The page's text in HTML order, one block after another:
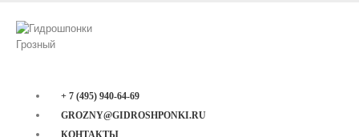
+ 7 (495) 940-64-69
GROZNY@GIDROSHPONKI.RU
КОНТАКТЫ